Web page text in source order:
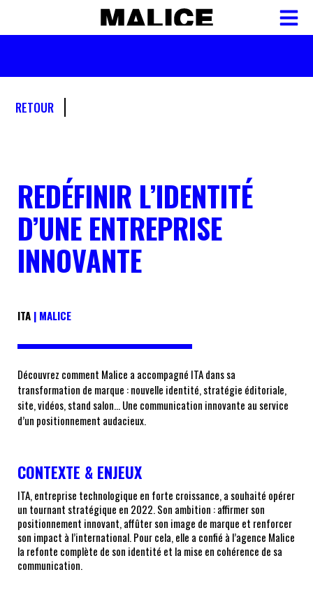
RETOUR
REDÉFINIR L’IDENTITÉ
D’UNE ENTREPRISE
INNOVANTE
ITA| MALICE
Découvrez comment Malice a accompagné ITA dans sa
transformation de marque : nouvelle identité, stratégie éditoriale,
site, vidéos, stand salon… Une communication innovante au service
d’un positionnement audacieux.
CONTEXTE & ENJEUX
ITA, entreprise technologique en forte croissance, a souhaité opérer
un tournant stratégique en 2022. Son ambition : affirmer son
positionnement innovant, affûter son image de marque et renforcer
son impact à l’international. Pour cela, elle a confié à l’agence Malice
la refonte complète de son identité et la mise en cohérence de sa
communication.